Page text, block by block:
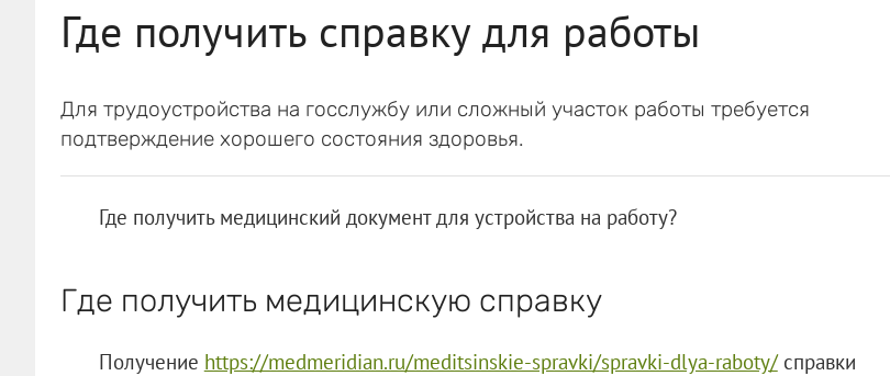
Где получить справку для работы
Для трудоустройства на госслужбу или сложный участок работы требуется
подтверждение хорошего состояния здоровья.
Где получить медицинский документ для устройства на работу?
Где получить медицинскую справку
Получение https://medmeridian.ru/meditsinskie-spravki/spravki-dlya-raboty/справки